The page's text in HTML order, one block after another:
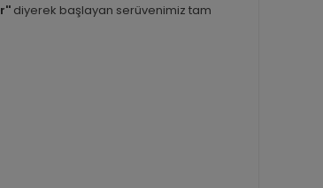
diyerek başlayan serüvenimiz tam